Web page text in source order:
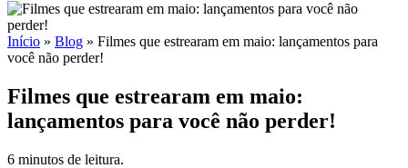
Início » Blog » Filmes que estrearam em maio: lançamentos para
você não perder!
Filmes que estrearam em maio:
lançamentos para você não perder!
6 minutos de leitura.